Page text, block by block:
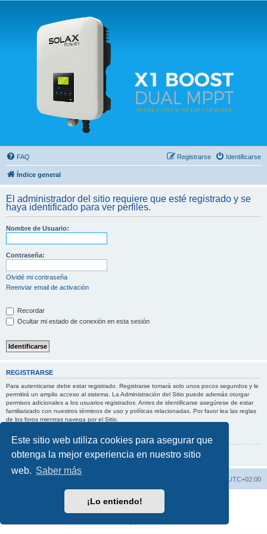
Este sitio web utiliza cookies para asegurar que
obtenga la mejor experiencia en nuestro sitio
web. Saber más
¡Lo entiendo!
Solax FAQ
Lugar para intercambiar dudas sobre inversores solares Solax y temas relacionados.
FAQ Identificarse
Registrarse
Índice general
El administrador del sitio requiere que esté registrado y se
haya identificado para ver perfiles.
Nombre de Usuario:
Contraseña:
Olvidé mi contraseña
Reenviar email de activación
Recordar
Ocultar mi estado de conexión en esta sesión
REGISTRARSE
Para autenticarse debe estar registrado. Registrarse tomará solo unos pocos segundos y le
permitirá un amplio acceso al sistema. La Administración del Sitio puede además otorgar
permisos adicionales a los usuarios registrados. Antes de identificarse asegúrese de estar
familiarizado con nuestros términos de uso y políticas relacionadas. Por favor lea las reglas
de los foros mientras navega por el Sitio.
Registrarse
UTC+02:00
Desarrollado porphpBB® Forum Software © phpBB Limited
phpBB España